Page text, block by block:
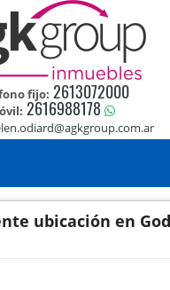
fijo: 2613072000
2616988178
ubicación en